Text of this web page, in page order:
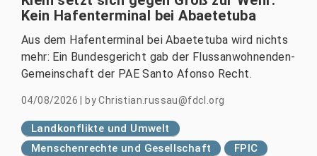
Kein Hafenterminal bei Abaetetuba
Aus dem Hafenterminal bei Abaetetuba wird nichts
mehr: Ein Bundesgericht gab der Flussanwohnenden-
Gemeinschaft der PAE Santo Afonso Recht.
04/08/2026 byChristian.russau@fdcl.org
Landkonflikte und Umwelt
Menschenrechte und Gesellschaft
FPIC